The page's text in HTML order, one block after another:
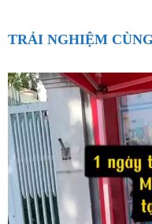
TRẢI NGHIỆM